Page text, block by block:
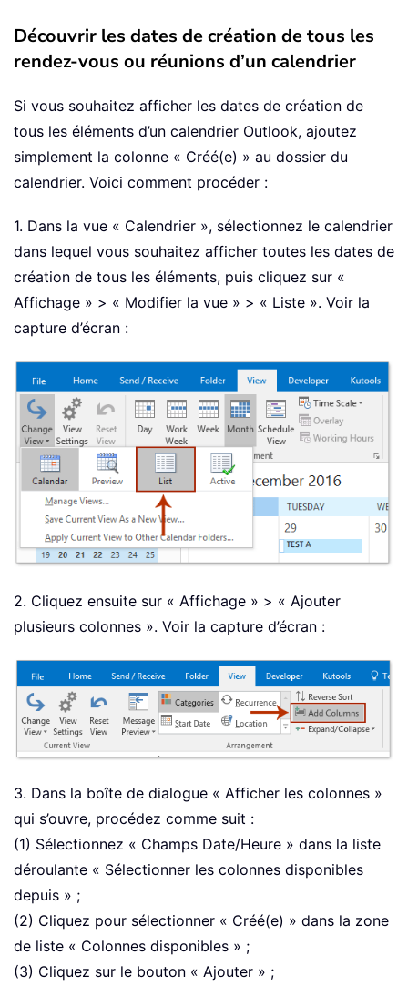
Découvrir les dates de création de tous les
rendez-vous ou réunions d’un calendrier
Si vous souhaitez afficher les dates de création de
tous les éléments d’un calendrier Outlook, ajoutez
simplement la colonne « Créé(e) » au dossier du
calendrier. Voici comment procéder :
1. Dans la vue « Calendrier », sélectionnez le calendrier
dans lequel vous souhaitez afficher toutes les dates de
création de tous les éléments, puis cliquez sur «
Affichage » > « Modifier la vue » > « Liste ». Voir la
capture d’écran :
2. Cliquez ensuite sur « Affichage » > « Ajouter
plusieurs colonnes ». Voir la capture d’écran :
3. Dans la boîte de dialogue « Afficher les colonnes »
qui s’ouvre, procédez comme suit :
(1) Sélectionnez « Champs Date/Heure » dans la liste
déroulante « Sélectionner les colonnes disponibles
depuis » ;
(2) Cliquez pour sélectionner « Créé(e) » dans la zone
de liste « Colonnes disponibles » ;
(3) Cliquez sur le bouton « Ajouter » ;